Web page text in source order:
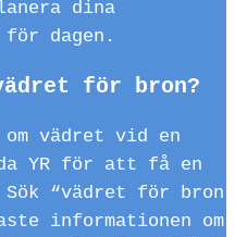
dina
dagen.
för bron?
vädret vid en
YR för att få en
Sök “vädret för bron
informationen om